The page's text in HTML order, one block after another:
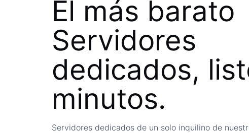
El más barato
Servidores
dedicados,
minutos.
Servidores dedicados de un solo inquilino de